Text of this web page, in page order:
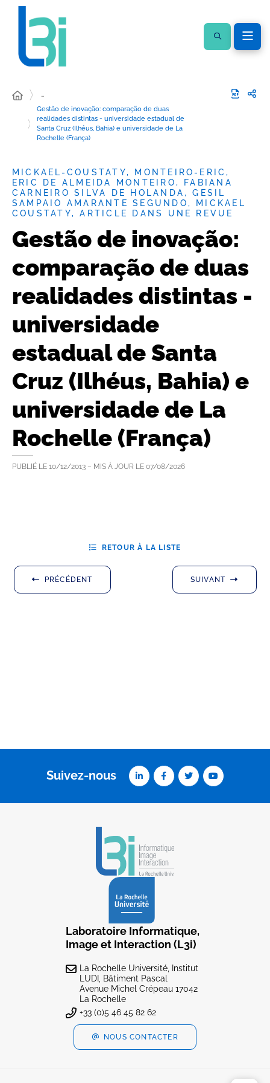
…
Gestão de inovação: comparação de duas
realidades distintas - universidade estadual de
Santa Cruz (Ilhéus, Bahia) e universidade de La
Rochelle (França)
MICKAEL-COUSTATY, MONTEIRO-ERIC,
ERIC DE ALMEIDA MONTEIRO, FABIANA
CARNEIRO SILVA DE HOLANDA, GESIL
SAMPAIO AMARANTE SEGUNDO, MICKAEL
COUSTATY, ARTICLE DANS UNE REVUE
Gestão de inovação:
comparação de duas
realidades distintas -
universidade
estadual de Santa
Cruz (Ilhéus, Bahia) e
universidade de La
Rochelle (França)
PUBLIÉ LE 10/12/2013 – MIS À JOUR LE 07/08/2026
PRÉCÉDENT
RETOUR À LA LISTE
SUIVANT
Suivez-nous
Laboratoire Informatique,
Image et Interaction (L3i)
La Rochelle Université, Institut
LUDI, Bâtiment Pascal
Avenue Michel Crépeau 17042
La Rochelle
+33 (0)5 46 45 82 62
NOUS CONTACTER